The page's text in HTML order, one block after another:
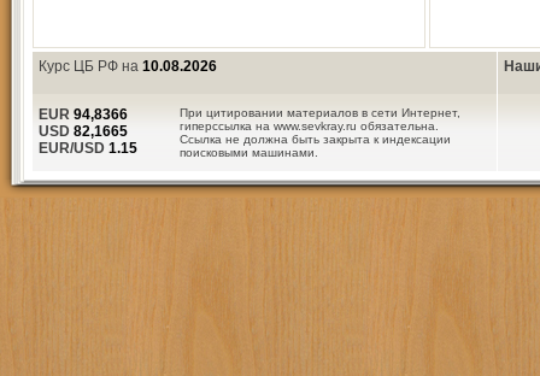
Курс ЦБ РФ на 10.08.2026
При цитировании материалов в сети Интернет,
гиперссылка на www.sevkray.ru обязательна.
Ссылка не должна быть закрыта к индексации
поисковыми машинами.
EUR 94,8366
USD 82,1665
EUR/USD 1.15